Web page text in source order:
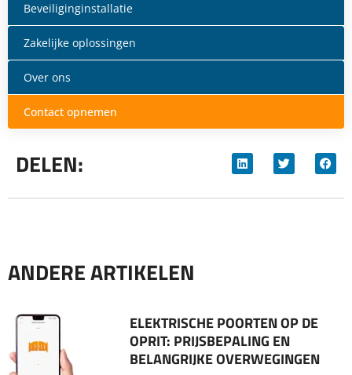
Beveiliginginstallatie
Zakelijke oplossingen
Over ons
Contact opnemen
DELEN:
ANDERE ARTIKELEN
ELEKTRISCHE POORTEN OP DE
OPRIT: PRIJSBEPALING EN
BELANGRIJKE OVERWEGINGEN